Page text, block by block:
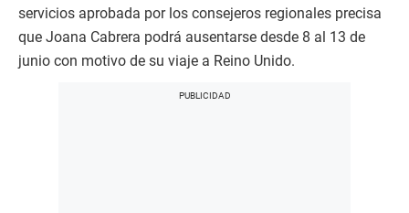
servicios aprobada por los consejeros regionales precisa
que Joana Cabrera podrá ausentarse desde 8 al 13 de
junio con motivo de su viaje a Reino Unido.